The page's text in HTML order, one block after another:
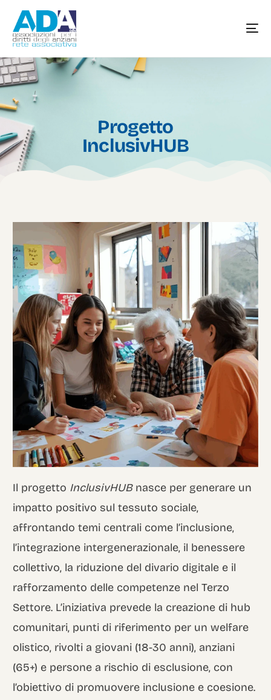
Progetto
InclusivHUB
Il progetto InclusivHUBnasce per generare un
impatto positivo sul tessuto sociale,
affrontando temi centrali come l’inclusione,
l’integrazione intergenerazionale, il benessere
collettivo, la riduzione del divario digitale e il
rafforzamento delle competenze nel Terzo
Settore. L’iniziativa prevede la creazione di hub
comunitari, punti di riferimento per un welfare
olistico, rivolti a giovani (18-30 anni), anziani
(65+) e persone a rischio di esclusione, con
l’obiettivo di promuovere inclusione e coesione.
Italian